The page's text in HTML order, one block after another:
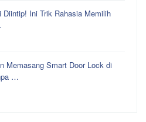
Diintip! Ini Trik Rahasia Memilih
Memasang Smart Door Lock di
…